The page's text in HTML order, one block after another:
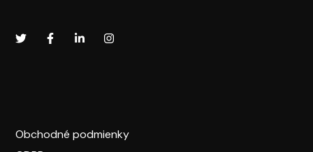
Obchodné podmienky